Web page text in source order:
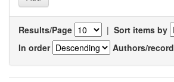
Results/Page | Sort items by
In order
Authors/record